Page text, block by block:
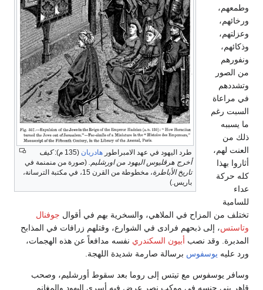
طرد اليهود في عهد الامبراطور هادريان (135 م):
كيف
أخرج هرقليوس اليهود من اورشليم. (صورة من منمنمة في
تاريخ الأباطرة
، مخطوطة من القرن 15، في مكتبة الترسانة،
باريس.)
وطمعهم،
ورخائهم،
وعزلتهم،
وذكائهم،
ونفورهم
من الصور
وتشددهم
في مراعاة
السبت رغم
ما يسببه
ذلك من
العنت لهم،
أثاروا بهذا
كله حركة
عداء
للسامية
تختلف من المزاح في الملاهي، والسخرية بهم في أقوال جوفنال
وتاستس، إلى ذبحهم فرادى في الشوارع، وقتلهم زرافات في المذابح
المدبرة. وقد نصب أبيون السكندري نفسه مدافعاً عن هذه الهجمات،
ورد عليه يوسفوس برسالة صارمة شديدة اللهجة.
وسافر يوسفوس مع تيتس إلى روما بعد سقوط أورشليم، وصحب
قاهر بني جنسه في موكب نصر عرض فيه أسرى اليهود والمغانم